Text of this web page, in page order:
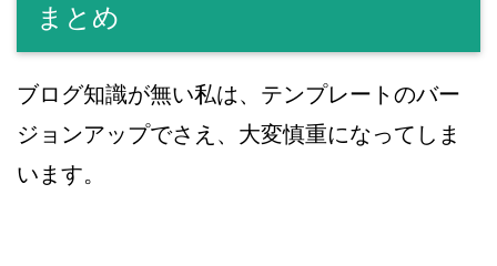
まとめ
ブログ知識が無い私は、テンプレートのバー
ジョンアップでさえ、大変慎重になってしま
います。